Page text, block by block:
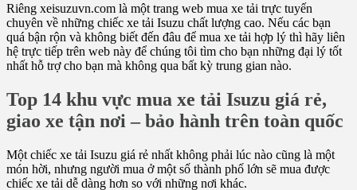
Riêng xeisuzuvn.com là một trang web mua xe tải trực tuyến
chuyên về những chiếc xe tải Isuzu chất lượng cao. Nếu các bạn
quá bận rộn và không biết đến đâu để mua xe tải hợp lý thì hãy liên
hệ trực tiếp trên web này để chúng tôi tìm cho bạn những đại lý tốt
nhất hỗ trợ cho bạn mà không qua bất kỳ trung gian nào.
Top 14 khu vực mua xe tải Isuzu giá rẻ,
giao xe tận nơi – bảo hành trên toàn quốc
Một chiếc xe tải Isuzu giá rẻ nhất không phải lúc nào cũng là một
món hời, nhưng người mua ở một số thành phố lớn sẽ mua được
chiếc xe tải dễ dàng hơn so với những nơi khác.